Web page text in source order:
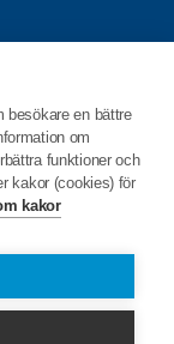
besökare en bättre
om
funktioner och
kakor (cookies) för
kakor